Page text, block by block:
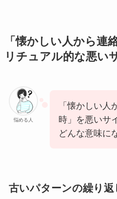
「懐かしい人から連
リチュアル的な悪い
悩める人
「懐かしい人
時」を悪いサ
どんな意味に
古いパターンの繰り返